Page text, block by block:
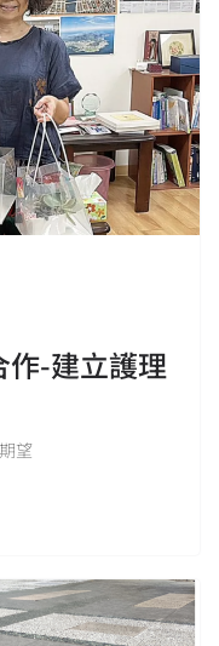
-建立護理
望